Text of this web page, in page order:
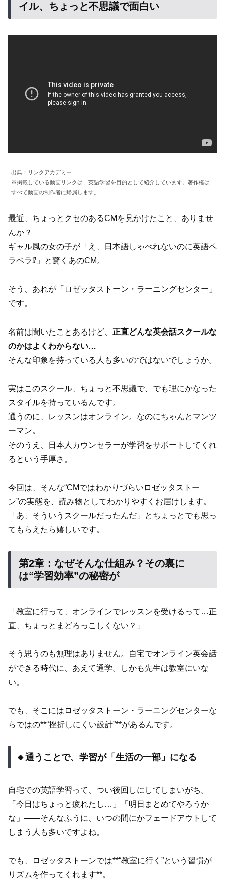
イル、ちょっと不思議で面白い
出典：リンクアカデミー
※掲載している動画リンクは、英語学習を目的として紹介しています。著作権は
すべて動画の制作者に帰属します。
最近、ちょっとクセのあるCMを見かけたこと、ありませ
んか？
ギャル風の女の子が「え、日本語しゃべれないのに英語ペ
ラペラ⁉」と驚くあのCM。
そう、あれが「ロゼッタストーン・ラーニングセンター」
です。
名前は聞いたことあるけど、 正直どんな英会話スクールな
のかはよくわからない…
そんな印象を持っている人も多いのではないでしょうか。
実はこのスクール、ちょっと不思議で、でも理にかなった
スタイルを持っているんです。
通うのに、レッスンはオンライン。なのにちゃんとマンツ
ーマン。
そのうえ、日本人カウンセラーが学習をサポートしてくれ
るという手厚さ。
今回は、そんな“CMではわかりづらいロゼッタストー
ン”の実態を、読み物としてわかりやすくお届けします。
「あ、そういうスクールだったんだ」とちょっとでも思っ
てもらえたら嬉しいです。
第2章：なぜそんな仕組み？その裏に
は“学習効率”の秘密が
「教室に行って、オンラインでレッスンを受けるって…正
直、ちょっとまどろっこしくない？」
そう思うのも無理はありません。自宅でオンライン英会話
ができる時代に、あえて通学。しかも先生は教室にいな
い。
でも、そこにはロゼッタストーン・ラーニングセンターな
らではの**“挫折しにくい設計”**があるんです。
🔸通うことで、学習が「生活の一部」になる
自宅での英語学習って、つい後回しにしてしまいがち。
「今日はちょっと疲れたし…」「明日まとめてやろうか
な」――そんなふうに、いつの間にかフェードアウトして
しまう人も多いですよね。
でも、ロゼッタストーンでは**“教室に行く”という習慣が
リズムを作ってくれます**。